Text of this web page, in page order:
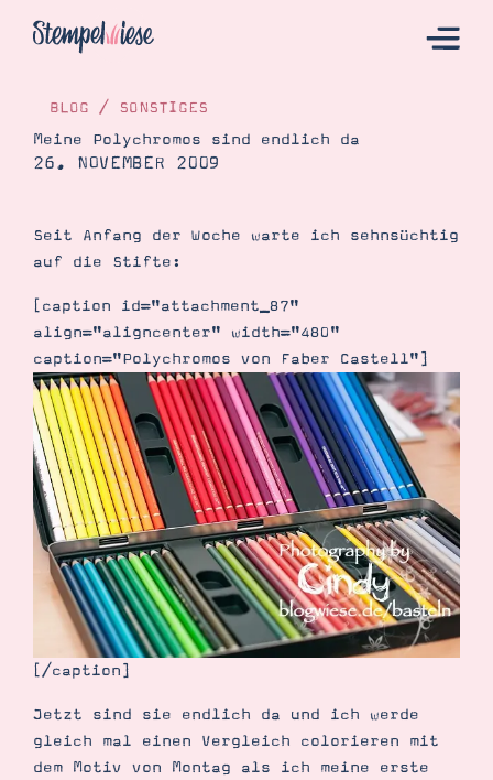
Katalog
Bestellen
Angebote
Demonstrator werden
Blog
Gutscheine
Produkte erklärt
Über mich
Über Stampin’ Up!
BLOG / SONSTIGES
Meine Polychromos sind endlich da
26. NOVEMBER 2009
Seit Anfang der Woche warte ich sehnsüchtig
auf die Stifte:
[caption id="attachment_87"
align="aligncenter" width="480"
caption="Polychromos von Faber Castell"]
[/caption]
Jetzt sind sie endlich da und ich werde
gleich mal einen Vergleich colorieren mit
dem Motiv von Montag als ich meine erste